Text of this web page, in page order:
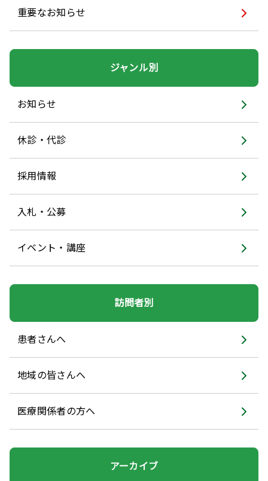
重要なお知らせ
ジャンル別
お知らせ
休診・代診
採用情報
入札・公募
イベント・講座
訪問者別
患者さんへ
地域の皆さんへ
医療関係者の方へ
アーカイブ